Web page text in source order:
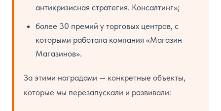
антикризисная стратегия. Консалтинг»;
более 30 премий у торговых центров, с
которыми работала компания «Магазин
Магазинов».
За этими наградами — конкретные объекты,
которые мы перезапускали и развивали: